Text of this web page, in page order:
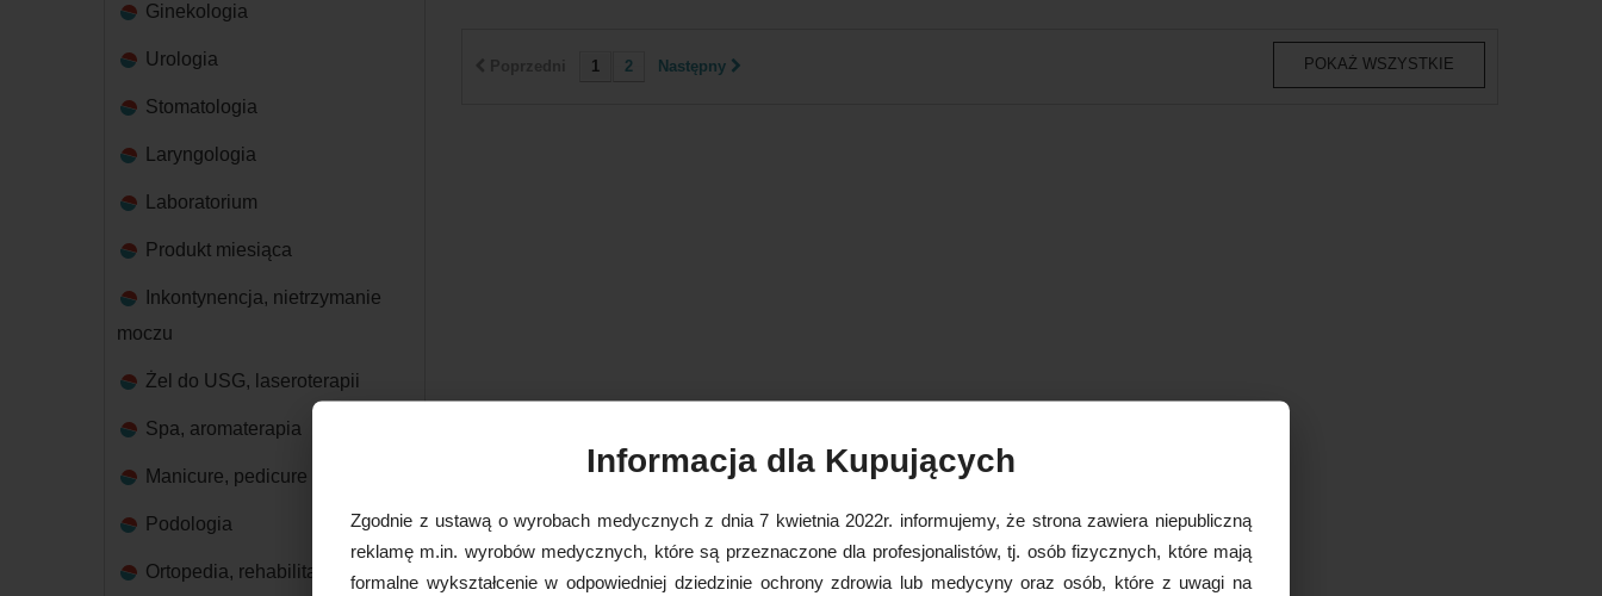
Ginekologia
Urologia
Stomatologia
Laryngologia
Laboratorium
Produkt miesiąca
Inkontynencja, nietrzymanie
moczu
Żel do USG, laseroterapii
Spa, aromaterapia
Manicure, pedicure
Podologia
Ortopedia, rehabilitacja,
POKAŻ WSZYSTKIE
1 2 Następny
Informacja dla Kupujących
Zgodnie z ustawą o wyrobach medycznych z dnia 7 kwietnia 2022r. informujemy, że strona zawiera niepubliczną
reklamę m.in. wyrobów medycznych, które są przeznaczone dla profesjonalistów, tj. osób fizycznych, które mają
formalne wykształcenie w odpowiedniej dziedzinie ochrony zdrowia lub medycyny oraz osób, które z uwagi na